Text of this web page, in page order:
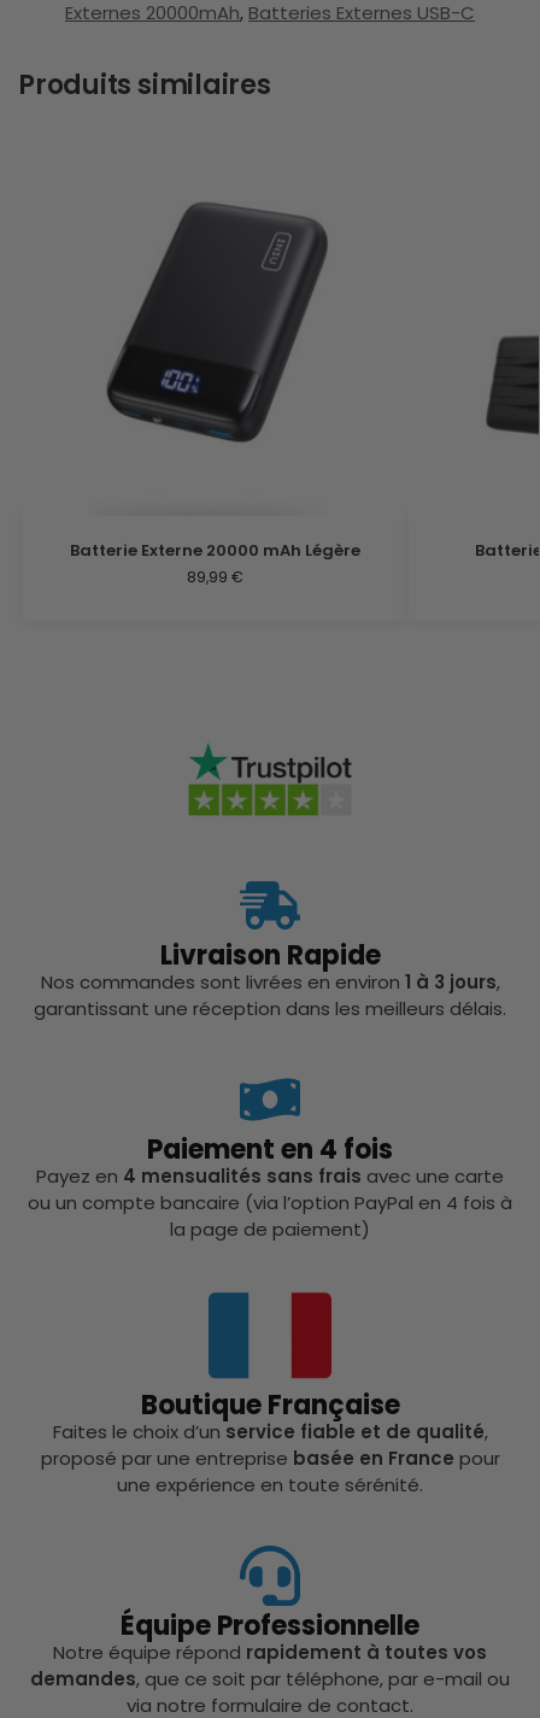
Externes 20000mAh, Batteries Externes USB-C
Produits similaires
Batterie Externe 20000 mAh Légère
89,99€
Livraison Rapide
Nos commandes sont livrées en environ 1 à 3 jours,
garantissant une réception dans les meilleurs délais.
Paiement en 4 fois
Payez en 4 mensualités sans frais avec une carte
ou un compte bancaire (via l’option PayPal en 4 fois à
la page de paiement)
Boutique Française
Faites le choix d’un service fiable et de qualité,
proposé par une entreprise basée en France pour
une expérience en toute sérénité.
Équipe Professionnelle
Notre équipe répond rapidement à toutes vos
demandes, que ce soit par téléphone, par e-mail ou
via notre formulaire de contact.